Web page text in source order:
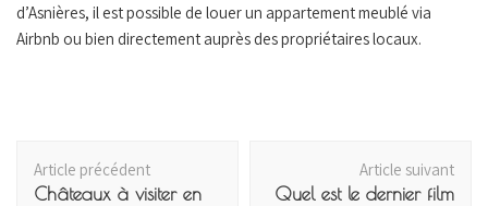
d’Asnières, il est possible de louer un appartement meublé via
Airbnb ou bien directement auprès des propriétaires locaux.
d'article
Article précédent
Châteaux à visiter en
Article suivant
Quel est le dernier film